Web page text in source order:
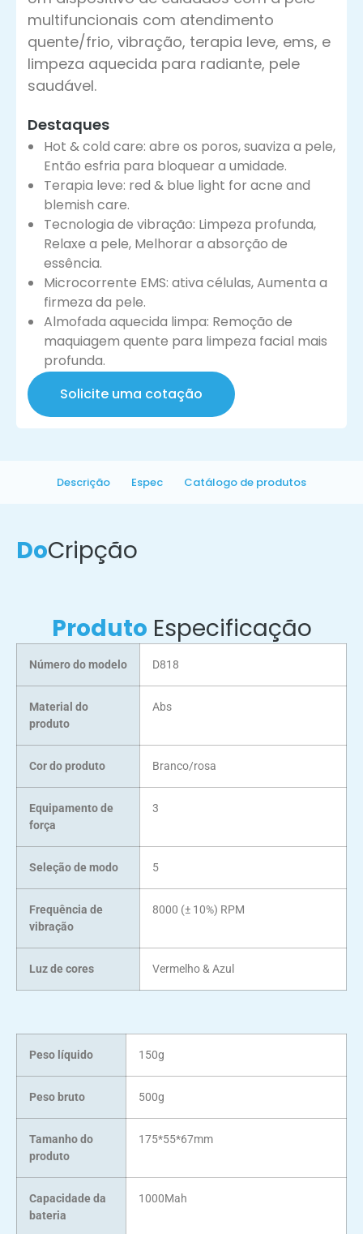
multifuncionais com atendimento
quente/frio, vibração, terapia leve, ems, e
limpeza aquecida para radiante, pele
saudável.
Destaques
Hot & cold care: abre os poros, suaviza a pele,
Então esfria para bloquear a umidade.
Terapia leve: red & blue light for acne and
blemish care.
Tecnologia de vibração: Limpeza profunda,
Relaxe a pele, Melhorar a absorção de
essência.
Microcorrente EMS: ativa células, Aumenta a
firmeza da pele.
Almofada aquecida limpa: Remoção de
maquiagem quente para limpeza facial mais
profunda.
Solicite uma cotação
Descrição Espec Catálogo de produtos
DoCripção
Produto Especificação
Número do modelo D818
Material do
produto
Abs
Cor do produto Branco/rosa
Equipamento de
força
3
Seleção de modo 5
Frequência de
vibração
8000 (± 10%) RPM
Luz de cores Vermelho & Azul
Peso líquido 150g
Peso bruto 500g
Tamanho do
produto
175*55*67mm
Capacidade da
bateria
1000Mah